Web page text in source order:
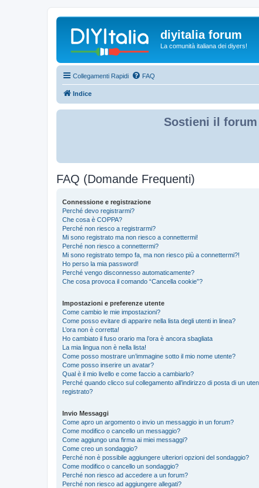
diyitalia forum
La comunità italiana dei diyers!
Collegamenti Rapidi FAQ
Indice
Sostieni il
FAQ (Domande Frequenti)
Connessione e registrazione
Perché devo registrarmi?
Che cosa è COPPA?
Perché non riesco a registrarmi?
Mi sono registrato ma non riesco a connettermi!
Perché non riesco a connettermi?
Mi sono registrato tempo fa, ma non riesco più a connettermi?!
Ho perso la mia password!
Perché vengo disconnesso automaticamente?
Che cosa provoca il comando “Cancella cookie”?
Impostazioni e preferenze utente
Come cambio le mie impostazioni?
Come posso evitare di apparire nella lista degli utenti in linea?
L’ora non è corretta!
Ho cambiato il fuso orario ma l’ora è ancora sbagliata
La mia lingua non è nella lista!
Come posso mostrare un’immagine sotto il mio nome utente?
Come posso inserire un avatar?
Qual è il mio livello e come faccio a cambiarlo?
Perché quando clicco sul collegamento all’indirizzo di posta di un
registrato?
Invio Messaggi
Come apro un argomento o invio un messaggio in un forum?
Come modifico o cancello un messaggio?
Come aggiungo una firma ai miei messaggi?
Come creo un sondaggio?
Perché non è possibile aggiungere ulteriori opzioni del sondaggio?
Come modifico o cancello un sondaggio?
Perché non riesco ad accedere a un forum?
Perché non riesco ad aggiungere allegati?